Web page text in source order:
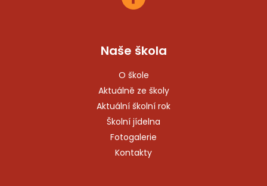
Naše škola
O škole
Aktuálně ze školy
Aktuální školní rok
Školní jídelna
Fotogalerie
Kontakty